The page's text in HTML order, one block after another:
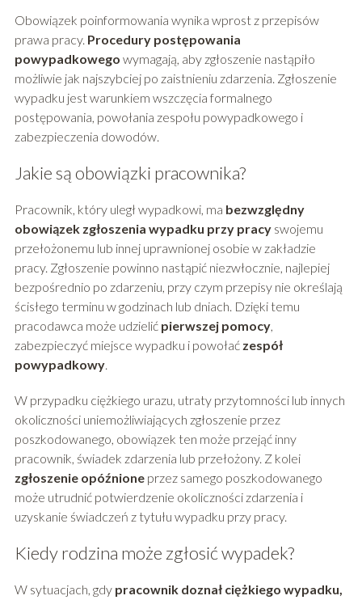
Obowiązek poinformowania wynika wprost z przepisów
prawa pracy. Procedury postępowania
powypadkowego wymagają, aby zgłoszenie nastąpiło
możliwie jak najszybciej po zaistnieniu zdarzenia. Zgłoszenie
wypadku jest warunkiem wszczęcia formalnego
postępowania, powołania zespołu powypadkowego i
zabezpieczenia dowodów.
Jakie są obowiązki pracownika?
Pracownik, który uległ wypadkowi, ma bezwzględny
obowiązek zgłoszenia wypadku przy pracyswojemu
przełożonemu lub innej uprawnionej osobie w zakładzie
pracy. Zgłoszenie powinno nastąpić niezwłocznie, najlepiej
bezpośrednio po zdarzeniu, przy czym przepisy nie określają
ścisłego terminu w godzinach lub dniach. Dzięki temu
pracodawca może udzielić pierwszej pomocy,
zabezpieczyć miejsce wypadku i powołać zespół
powypadkowy.
W przypadku ciężkiego urazu, utraty przytomności lub innych
okoliczności uniemożliwiających zgłoszenie przez
poszkodowanego, obowiązek ten może przejąć inny
pracownik, świadek zdarzenia lub przełożony. Z kolei
zgłoszenie opóźnioneprzez samego poszkodowanego
może utrudnić potwierdzenie okoliczności zdarzenia i
uzyskanie świadczeń z tytułu wypadku przy pracy.
Kiedy rodzina może zgłosić wypadek?
W sytuacjach, gdy pracownik doznał ciężkiego wypadku,